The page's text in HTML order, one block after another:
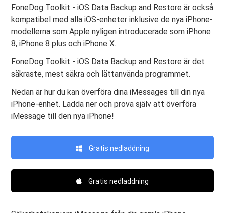
FoneDog Toolkit - iOS Data Backup and Restore är också
kompatibel med alla iOS-enheter inklusive de nya iPhone-
modellerna som Apple nyligen introducerade som iPhone
8, iPhone 8 plus och iPhone X.
FoneDog Toolkit - iOS Data Backup and Restore är det
säkraste, mest säkra och lättanvända programmet.
Nedan är hur du kan överföra dina iMessages till din nya
iPhone-enhet. Ladda ner och prova själv att överföra
iMessage till den nya iPhone!
Gratis nedladdning
Gratis nedladdning